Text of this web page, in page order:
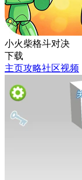
小火柴格斗对决
下载
主页攻略社区视频